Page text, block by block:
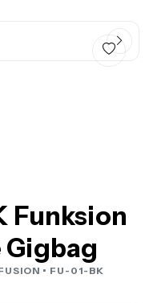
Funksion
Gigbag
• FU-01-BK